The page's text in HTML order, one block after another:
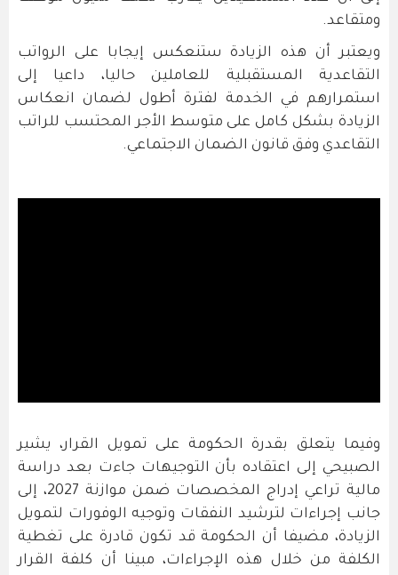
ومتقاعد.
ويعتبر أن هذه الزيادة ستنعكس إيجابا على الرواتب
التقاعدية المستقبلية للعاملين حاليا، داعيا إلى
استمرارهم في الخدمة لفترة أطول لضمان انعكاس
الزيادة بشكل كامل على متوسط الأجر المحتسب للراتب
التقاعدي وفق قانون الضمان الاجتماعي.
وفيما يتعلق بقدرة الحكومة على تمويل القرار، يشير
الصبيحي إلى اعتقاده بأن التوجيهات جاءت بعد دراسة
مالية تراعي إدراج المخصصات ضمن موازنة 2027، إلى
جانب إجراءات لترشيد النفقات وتوجيه الوفورات لتمويل
الزيادة، مضيفا أن الحكومة قد تكون قادرة على تغطية
الكلفة من خلال هذه الإجراءات، مبينا أن كلفة القرار